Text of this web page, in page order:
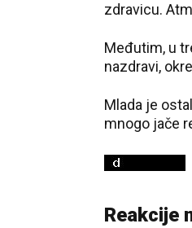
zdravicu.
Međutim, u
nazdravi,
Mlada je
mnogo jače
Reakcije